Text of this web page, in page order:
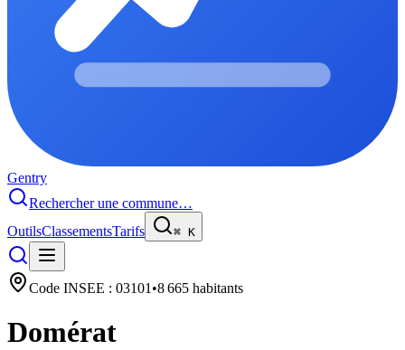
Gentry
Rechercher une commune…
OutilsClassementsTarifs ⌘ K
Code INSEE : 03101 •8 665 habitants
Domérat